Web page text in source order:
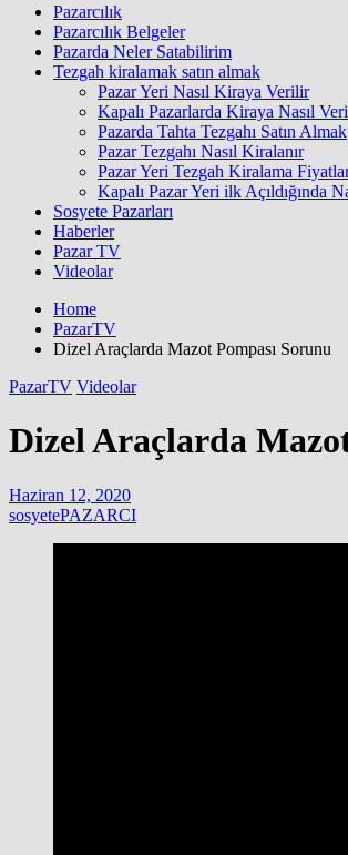
Pazarcılık
Pazarcılık Belgeler
Pazarda Neler Satabilirim
Tezgah kiralamak satın almak
Pazar Yeri Nasıl Kiraya Verilir
Kapalı Pazarlarda Kiraya Nasıl
Pazarda Tahta Tezgahı Satın Almak
Pazar Tezgahı Nasıl Kiralanır
Pazar Yeri Tezgah Kiralama
Kapalı Pazar Yeri ilk Açıldığında
Sosyete Pazarları
Haberler
Pazar TV
Videolar
Home
PazarTV
Dizel Araçlarda Mazot Pompası Sorunu
PazarTV Videolar
Dizel Araçlarda
Haziran 12, 2020
sosyetePAZARCI